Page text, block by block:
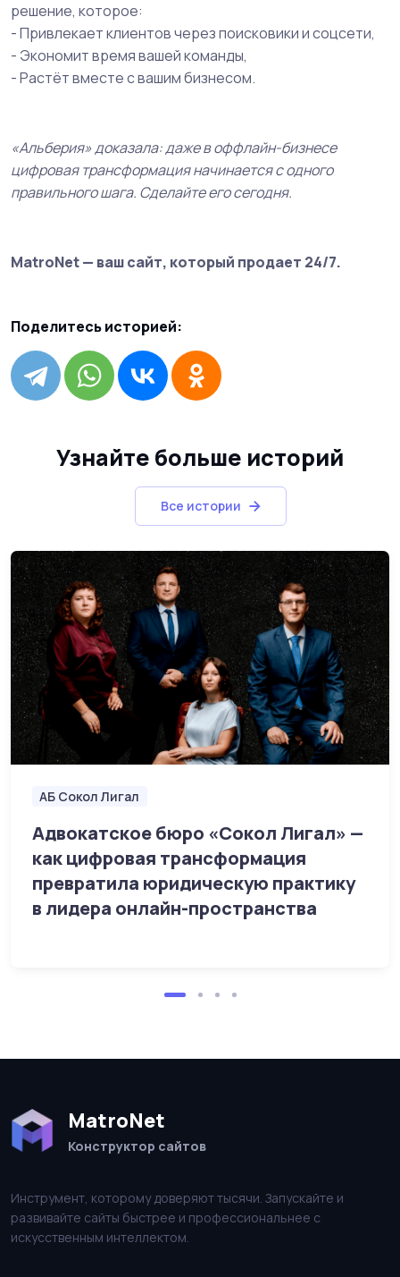
решение, которое:
- Привлекает клиентов через поисковики и соцсети,
- Экономит время вашей команды,
- Растёт вместе с вашим бизнесом.
«Альберия» доказала: даже в оффлайн-бизнесе
цифровая трансформация начинается с одного
правильного шага. Сделайте его сегодня.
MatroNet — ваш сайт, который продает 24/7.
Поделитесь историей:
Узнайте больше историй
Все истории
АБ Сокол Лигал
Адвокатское бюро «Сокол Лигал» —
как цифровая трансформация
превратила юридическую практику
в лидера онлайн-пространства
MatroNet
Конструктор сайтов
Инструмент, которому доверяют тысячи. Запускайте и
развивайте сайты быстрее и профессиональнее с
искусственным интеллектом.